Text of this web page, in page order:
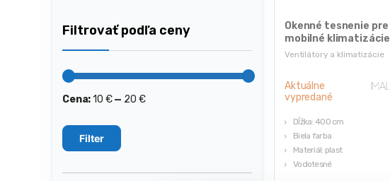
Ventilátory a klimatizácie
Okenné tesnenie pre
mobilné klimatizácie |
400 cm
Aktuálne
vypredané
Dĺžka: 400 cm
Biela farba
Materiál: plast
Vodotesné
Filtrovať podľa ceny
Minimálna
Maximálna
Filter
Cena:10 €— 20 €